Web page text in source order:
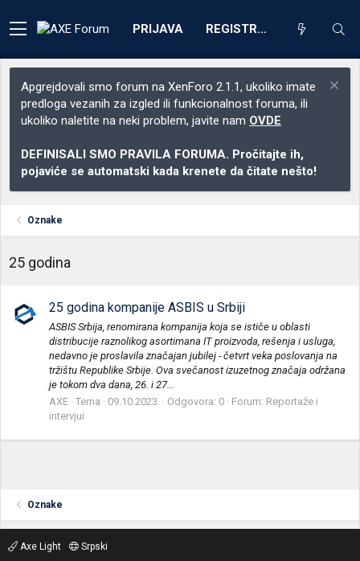
PRIJAVA REGISTRACIJA
Apgrejdovali smo forum na XenForo 2.1.1, ukoliko imate
predloga vezanih za izgled ili funkcionalnost foruma, ili
ukoliko naletite na neki problem, javite nam OVDE
DEFINISALI SMO PRAVILA FORUMA. Pročitajte ih,
pojaviće se automatski kada krenete da čitate nešto!
Oznake
25 godina
25 godina kompanije ASBIS u Srbiji
ASBIS Srbija, renomirana kompanija koja se ističe u oblasti
distribucije raznolikog asortimana IT proizvoda, rešenja i usluga,
nedavno je proslavila značajan jubilej - četvrt veka poslovanja na
tržištu Republike Srbije. Ova svečanost izuzetnog značaja održana
je tokom dva dana, 26. i 27...
AXE Tema 09.10.2023. Odgovora: 0 Forum: Reportaže i
intervjui
Oznake
Axe Light
Srpski